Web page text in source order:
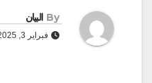
By البيان
فبراير 3, 2025